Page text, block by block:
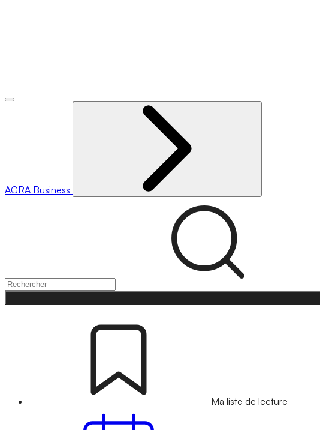
AGRA Business
Ma liste de lecture